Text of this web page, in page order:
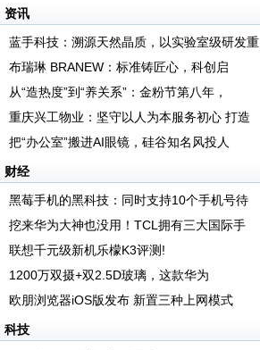
资讯
蓝手科技：溯源天然晶质，以实验室级研发重
布瑞琳 BRANEW：标准铸匠心，科创启
从“造热度”到“养关系”：金粉节第八年，
重庆兴工物业：坚守以人为本服务初心 打造
把“办公室”搬进AI眼镜，硅谷知名风投人
财经
黑莓手机的黑科技：同时支持10个手机号待
挖来华为大神也没用！TCL拥有三大国际手
联想千元级新机乐檬K3评测!
1200万双摄+双2.5D玻璃，这款华为
欧朋浏览器iOS版发布 新置三种上网模式
科技